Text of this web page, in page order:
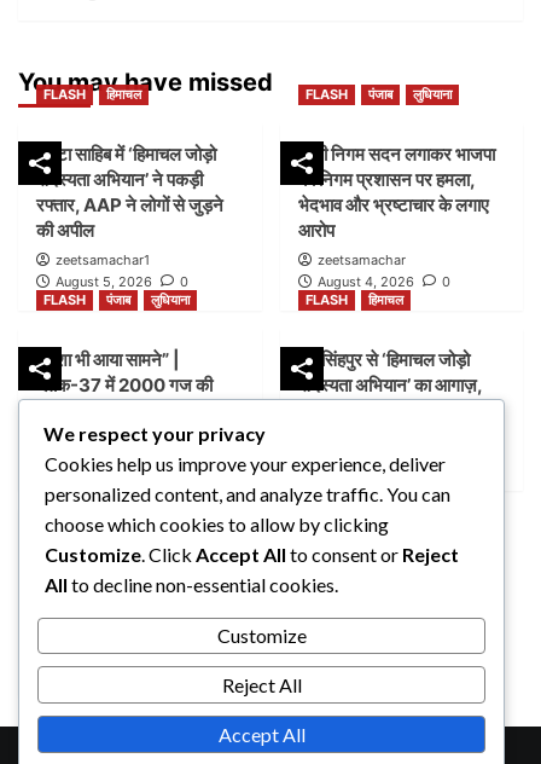
You may have missed
FLASH हिमाचल
पांवटा साहिब में ‘हिमाचल जोड़ो
सदस्यता अभियान’ ने पकड़ी
रफ्तार, AAP ने लोगों से जुड़ने
की अपील
zeetsamachar1
August 5, 2026
0
FLASH पंजाब लुधियाना
डम्मी निगम सदन लगाकर भाजपा
का निगम प्रशासन पर हमला,
भेदभाव और भ्रष्टाचार के लगाए
आरोप
zeetsamachar
August 4, 2026
0
FLASH
पंजाब लुधियाना
नक्शा भी आया सामने” |
ब्लॉक-37 में 2000 गज की
zeetsamachar
August 4, 2026
0
FLASH हिमाचल
जयसिंहपुर से ‘हिमाचल जोड़ो
सदस्यता अभियान’ का आगाज़,
August 4, 2026
0
विधायक कुलवंत सिंह सिद्धू ने
विधानसभा में उठाई होशियारपुर का
नाम ‘श्री गुरु रविदास जी नगर’
करने की मांग
August 4, 2026
0
We respect your privacy
Cookies help us improve your experience, deliver
personalized content, and analyze traffic. You can
choose which cookies to allow by clicking
Customize . Click Accept All to consent or Reject
All to decline non-essential cookies.
Customize
Reject All
Accept All